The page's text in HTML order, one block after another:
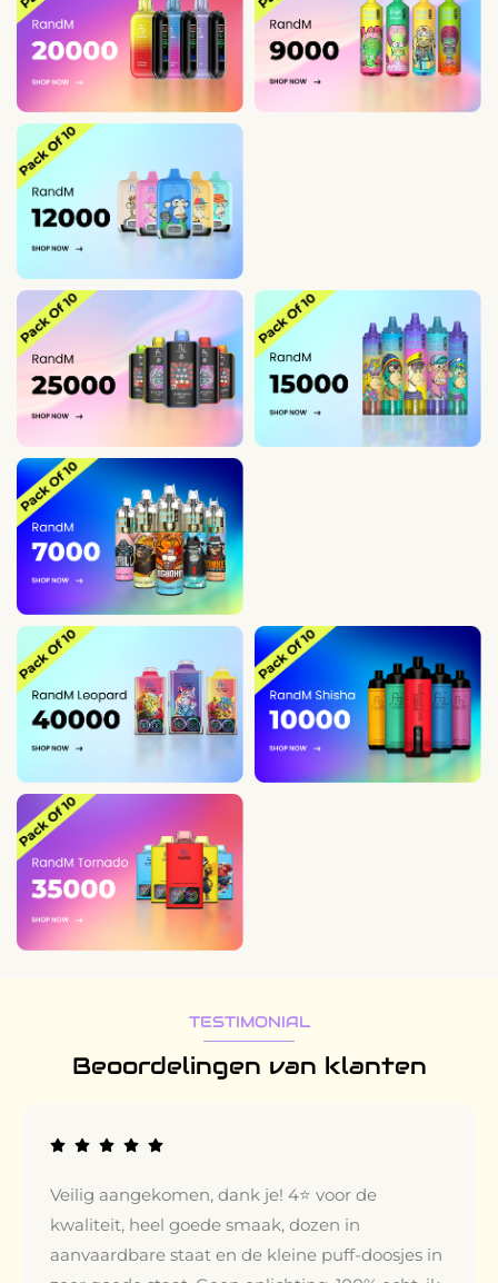
TESTIMONIAL
Beoordelingen van klanten
Veilig aangekomen, dank je! 4⭐️ voor de
kwaliteit, heel goede smaak, dozen in
aanvaardbare staat en de kleine puff-doosjes in